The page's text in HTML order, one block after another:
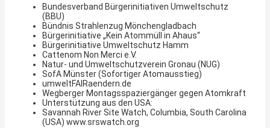
Bundesverband Bürgerinitiativen Umweltschutz
(BBU)
Bündnis Strahlenzug Mönchengladbach
Bürgerinitiative „Kein Atommüll in Ahaus“
Bürgerinitiative Umweltschutz Hamm
Cattenom Non Merci e.V.
Natur- und Umweltschutzverein Gronau (NUG)
SofA Münster (Sofortiger Atomausstieg)
umweltFAIRaendern.de
Wegberger Montagsspaziergänger gegen Atomkraft
Unterstützung aus den USA:
Savannah River Site Watch, Columbia, South Carolina
(USA) www.srswatch.org